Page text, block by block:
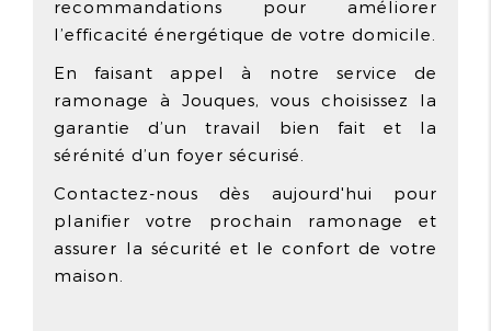
recommandations pour améliorer
l’efficacité énergétique de votre domicile.
En faisant appel à notre service de
ramonage à Jouques, vous choisissez la
garantie d’un travail bien fait et la
sérénité d’un foyer sécurisé.
Contactez-nous dès aujourd'hui pour
planifier votre prochain ramonage et
assurer la sécurité et le confort de votre
maison.